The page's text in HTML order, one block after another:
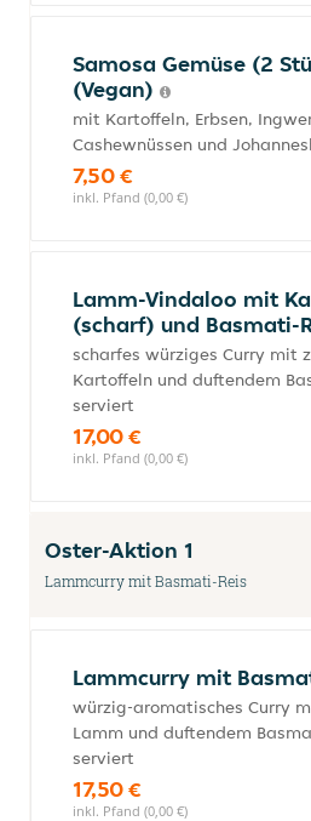
Samosa Gemüse (2
(Vegan)
mit Kartoffeln, Erbsen,
Cashewnüssen und
7,50 €
inkl. Pfand (0,00 €)
Lamm-Vindaloo mit
(scharf) und Basmati-
scharfes würziges Curry mit
Kartoffeln und duftendem
serviert
17,00 €
inkl. Pfand (0,00 €)
Oster-Aktion 1
Lammcurry mit Basmati-Reis
Lammcurry mit
würzig-aromatisches Curry
Lamm und duftendem
serviert
17,50 €
inkl. Pfand (0,00 €)